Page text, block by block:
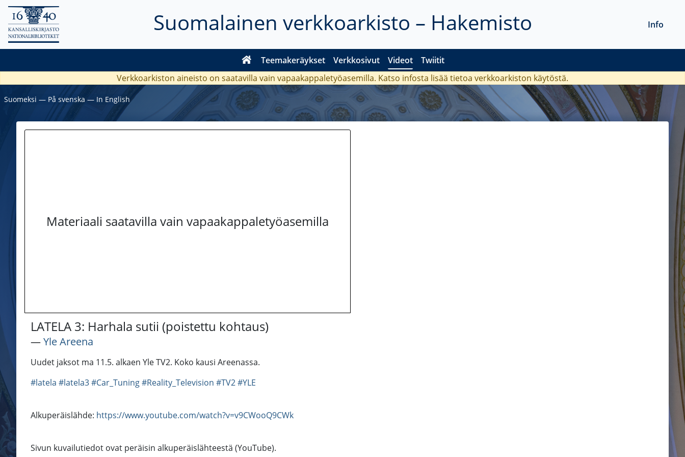
Suomalainen verkkoarkisto – Hakemisto
Teemakeräykset Verkkosivut Videot Twiitit
Info
Verkkoarkiston aineisto on saatavilla vain vapaakappaletyöasemilla. Katso infosta lisää tietoa verkkoarkiston käytöstä.
Suomeksi ― På svenska ― In English
Materiaali saatavilla vain vapaakappaletyöasemilla
LATELA 3: Harhala sutii (poistettu kohtaus)
―Yle Areena
Uudet jaksot ma 11.5. alkaen Yle TV2. Koko kausi Areenassa.
#latela #latela3#Car_Tuning#Reality_Television #TV2#YLE
Alkuperäislähde: https://www.youtube.com/watch?v=v9CWooQ9CWk
Sivun kuvailutiedot ovat peräisin alkuperäislähteestä (YouTube).